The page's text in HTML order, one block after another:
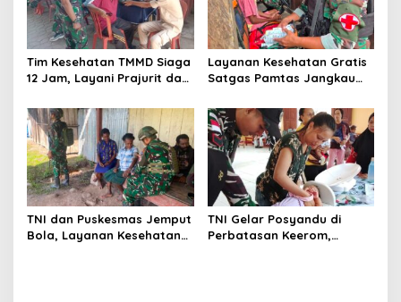
Tim Kesehatan TMMD Siaga
12 Jam, Layani Prajurit dan
Pembangunan Serengan
Layanan Kesehatan Gratis
Satgas Pamtas Jangkau
Akses Medis di Papua Barat
TNI dan Puskesmas Jemput
Bola, Layanan Kesehatan
TNI Gelar Posyandu di
Perbatasan Keerom,